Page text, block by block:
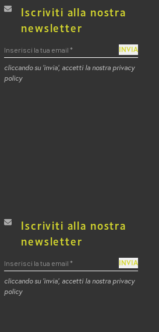
Iscriviti alla nostra
newsletter
INVIA
cliccando su ‘invia’, accetti la nostra privacy
policy
Iscriviti alla nostra
newsletter
INVIA
cliccando su ‘invia’, accetti la nostra privacy
policy